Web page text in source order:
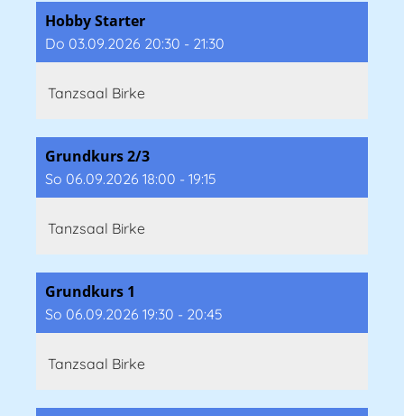
Hobby Starter
Do 03.09.2026 20:30 - 21:30
Tanzsaal Birke
Grundkurs 2/3
So 06.09.2026 18:00 - 19:15
Tanzsaal Birke
Grundkurs 1
So 06.09.2026 19:30 - 20:45
Tanzsaal Birke